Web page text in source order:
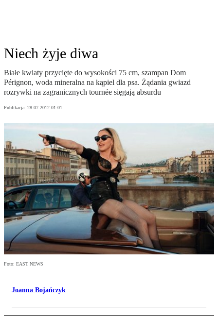
Niech żyje diwa
Białe kwiaty przycięte do wysokości 75 cm, szampan Dom
Pérignon, woda mineralna na kąpiel dla psa. Żądania gwiazd
rozrywki na zagranicznych tournée sięgają absurdu
Publikacja: 28.07.2012 01:01
Foto: EAST NEWS
Joanna Bojańczyk